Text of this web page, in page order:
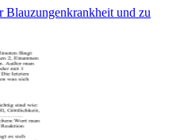
Blauzungenkrankheit und zu